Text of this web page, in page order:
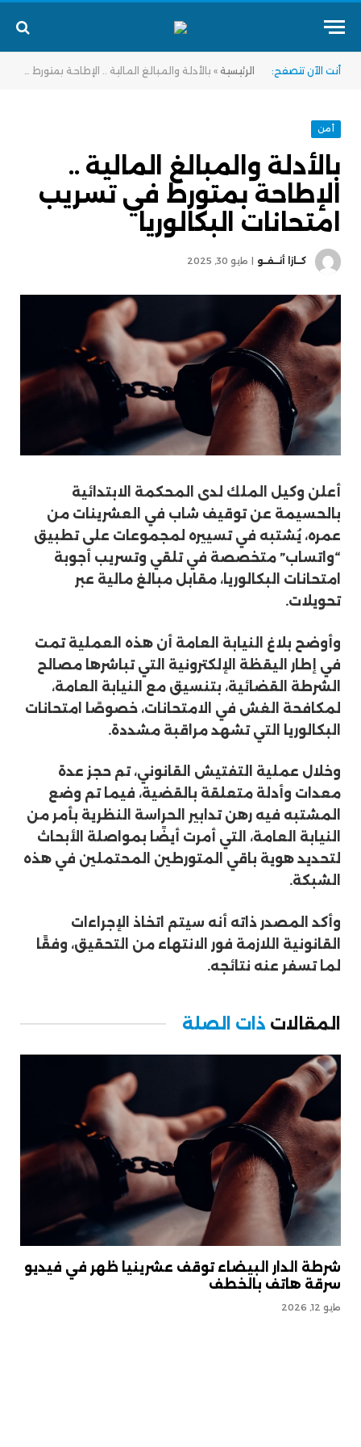
أنت الآن تتصفح: الرئيسية » بالأدلة والمبالغ المالية .. الإطاحة بمتورط في تسريب امتحانات البكالوريا
أمن
بالأدلة والمبالغ المالية ..
الإطاحة بمتورط في تسريب
امتحانات البكالوريا
كــازا أنــفــو مايو 30, 2025
أعلن وكيل الملك لدى المحكمة الابتدائية
بالحسيمة عن توقيف شاب في العشرينات من
عمره، يُشتبه في تسييره لمجموعات على تطبيق
“واتساب” متخصصة في تلقي وتسريب أجوبة
امتحانات البكالوريا، مقابل مبالغ مالية عبر
تحويلات.
وأوضح بلاغ النيابة العامة أن هذه العملية تمت
في إطار اليقظة الإلكترونية التي تباشرها مصالح
الشرطة القضائية، بتنسيق مع النيابة العامة،
لمكافحة الغش في الامتحانات، خصوصًا امتحانات
البكالوريا التي تشهد مراقبة مشددة.
وخلال عملية التفتيش القانوني، تم حجز عدة
معدات وأدلة متعلقة بالقضية، فيما تم وضع
المشتبه فيه رهن تدابير الحراسة النظرية بأمر من
النيابة العامة، التي أمرت أيضًا بمواصلة الأبحاث
لتحديد هوية باقي المتورطين المحتملين في هذه
الشبكة.
وأكد المصدر ذاته أنه سيتم اتخاذ الإجراءات
القانونية اللازمة فور الانتهاء من التحقيق، وفقًا
لما تسفر عنه نتائجه.
المقالات ذات الصلة
شرطة الدار البيضاء توقف عشرينيا ظهر في فيديو
سرقة هاتف بالخطف
مايو 12, 2026